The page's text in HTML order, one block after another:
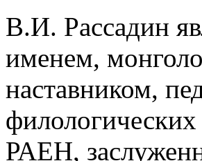
В.И. Рассадин
именем,
наставником,
РАЕН,